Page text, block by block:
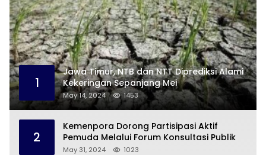
1
Jawa Timur, NTB dan NTT Diprediksi Alami
Kekeringan Sepanjang Mei
May 14, 2024 1453
2
Kemenpora Dorong Partisipasi Aktif
Pemuda Melalui Forum Konsultasi Publik
May 31, 2024 1023